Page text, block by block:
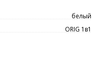
белый
ORIG 1в1